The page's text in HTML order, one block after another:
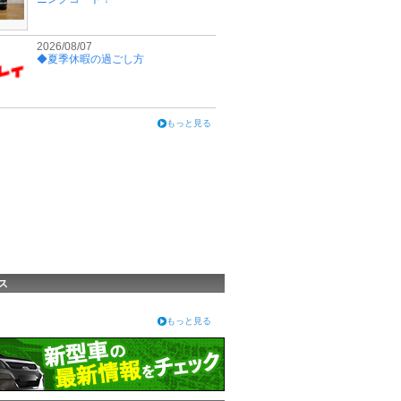
2026/08/07
◆夏季休暇の過ごし方
もっと見る
もっと見る